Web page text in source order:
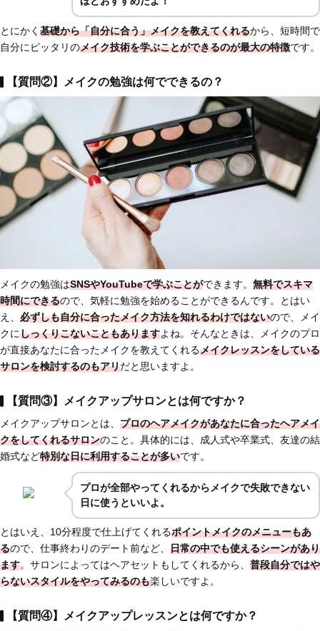
とにかく 基礎から「自分に合う」メイクを教えてくれるから、短時間で
自分にピッタリのメイク技術を学ぶことができるのが最大の特徴です。
【質問②】メイクの勉強は何でできるの？
メイクの勉強はSNSやYouTubeで学ぶことができます。 無料でスキマ
時間にできるので、気軽に勉強を始めることができるんです。とはい
え、 必ずしも自分に合ったメイク方法を知れるわけではないので、メイ
クにしっくりこないこともありますよね。そんなときは、メイクのプロ
が直接あなたに合ったメイクを教えてくれるメイクレッスンをしている
サロンを検討するのもアリだと思いますよ。
【質問③】メイクアップサロンとは何ですか？
メイクアップサロンとは、 プロのヘアメイクがあなたに合ったヘアメイ
クをしてくれるサロンのこと。具体的には、成人式や卒業式、友達の結
婚式など特別な日に利用することが多いです。
プロが全部やってくれるからメイクで失敗できない
日に使うといいよ。
とはいえ、10分程度で仕上げてくれるポイントメイクのメニューもあ
るので、仕事終わりのデート前など、 日常の中でも使えるシーンがあり
ます。サロンによってはヘアセットもしてくれるから、 普段自分ではや
らないスタイルをやってみるのも楽しいですよ。
【質問④】メイクアップレッスンとは何ですか？